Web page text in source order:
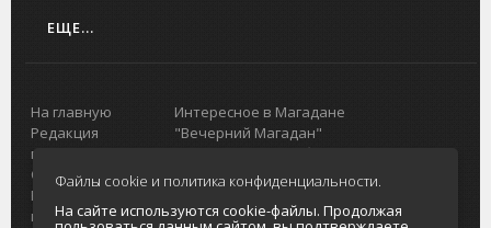
ЕЩЕ...
На главную
Редакция
портала
О проекте
Реклама на
портале
Интересное в Магадане
"Вечерний Магадан"
Городская доска объявлений
Реклама
Главный туристический портал
Колымы
Файлы cookie и политика конфиденциальности.
На сайте используются cookie-файлы. Продолжая